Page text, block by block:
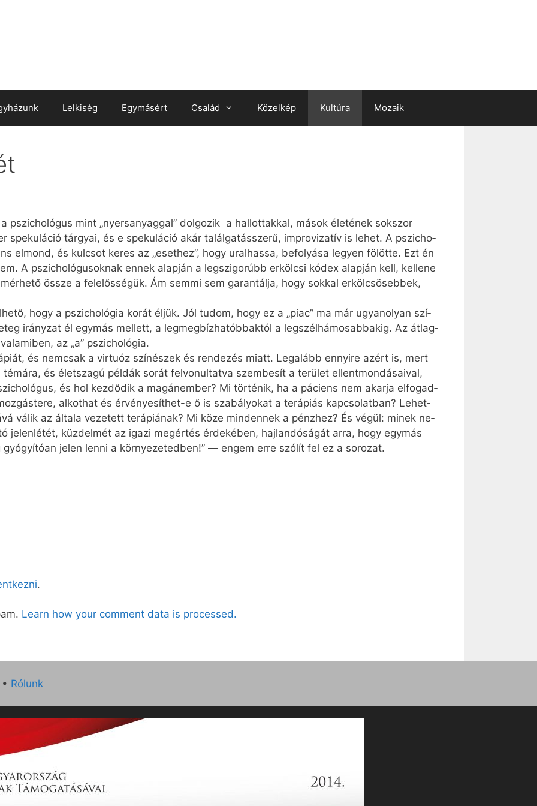
Lelkiség Egymásért Család Közelkép Kultúra Mozaik
pszi­cho­ló­gus mint „nyers­anyag­gal” dol­go­zik a hal­lot­tak­kal, má­sok éle­té­nek sok­szor
spe­ku­lá­ció tár­gyai, és e spe­ku­lá­ció akár ta­lál­ga­tás­sze­rű, imp­ro­vi­za­tív is le­het. A pszi­cho­
el­mond, és kul­csot ke­res az „eset­hez”, hogy ural­has­sa, be­fo­lyá­sa le­gyen fö­löt­te. Ezt én
A pszi­cho­ló­gu­sok­nak en­nek alap­ján a leg­szi­go­rúbb er­köl­csi kó­dex alap­ján kell, kel­le­ne
ös­­sze a fe­le­lős­sé­gük. Ám sem­mi sem ga­ran­tál­ja, hogy sok­kal er­köl­csö­seb­bek,
hogy a pszi­cho­ló­gia ko­rát él­jük. Jól tu­dom, hogy ez a „pi­ac” ma már ugyan­olyan szí­
irány­zat él egy­más mel­lett, a leg­meg­bíz­ha­tób­bak­tól a leg­szél­há­mo­sab­ba­kig. Az át­lag­
az „a” pszi­cho­ló­gia.
és nem­csak a vir­tu­óz szí­né­szek és ren­de­zés mi­att. Leg­alább en­­nyi­re azért is, mert
és élet­sza­gú pél­dák so­rát fel­vo­nul­tat­va szem­be­sít a te­rü­let el­lent­mon­dá­sa­i­val,
és hol kez­dő­dik a ma­gán­em­ber? Mi tör­té­nik, ha a pá­ci­ens nem akar­ja el­fo­gad­
al­kot­hat és ér­vé­nye­sít­het-e ő is sza­bá­lyo­kat a te­rá­pi­ás kap­cso­lat­ban? Le­het­
vá­lik az ál­ta­la ve­ze­tett te­rá­pi­á­nak? Mi kö­ze minden­nek a pénz­hez? És vé­gül: mi­nek ne­
je­len­lét­ét, küz­del­mét az iga­zi meg­ér­tés ér­de­ké­ben, haj­lan­dó­sá­gát ar­ra, hogy egy­más
gyó­gyí­tó­an je­len len­ni a kör­nye­ze­ted­ben!” — en­gem er­re szó­lít fel ez a so­ro­zat.
.
Learn how your comment data is processed.
• Rólunk